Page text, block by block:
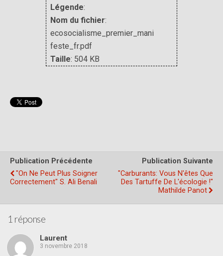
Légende:
Nom du fichier:
ecosocialisme_premier_mani
feste_fr.pdf
Taille: 504 KB
Publication Précédente
"On Ne Peut Plus Soigner
Correctement" S. Ali Benali
Publication Suivante
"Carburants: Vous N'êtes Que
Des Tartuffe De L'écologie !"
Mathilde Panot
1 réponse
Laurent
3 novembre 2018